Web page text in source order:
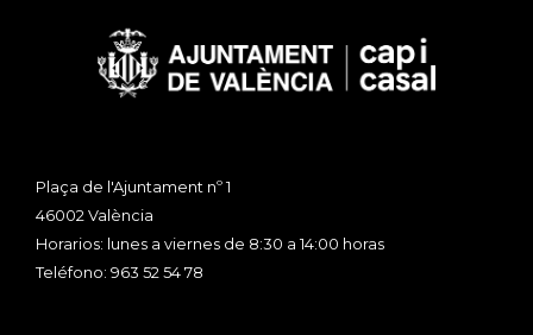
Plaça de l'Ajuntament nº 1
46002 València
Horarios: lunes a viernes de 8:30 a 14:00 horas
Teléfono: 963 52 54 78